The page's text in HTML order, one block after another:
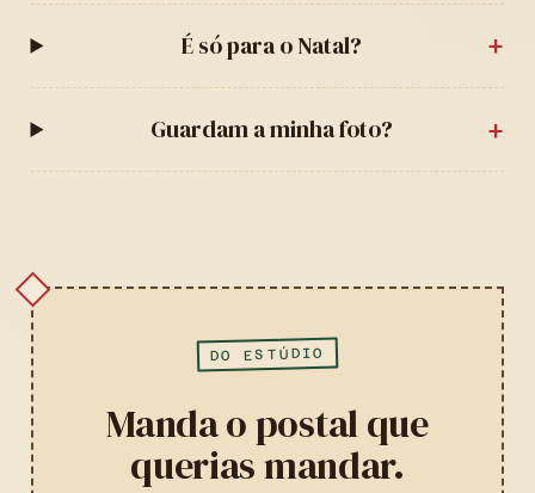
É só para o Natal?
Guardam a minha foto?
DO ESTÚDIO
Manda o postal que
querias mandar.